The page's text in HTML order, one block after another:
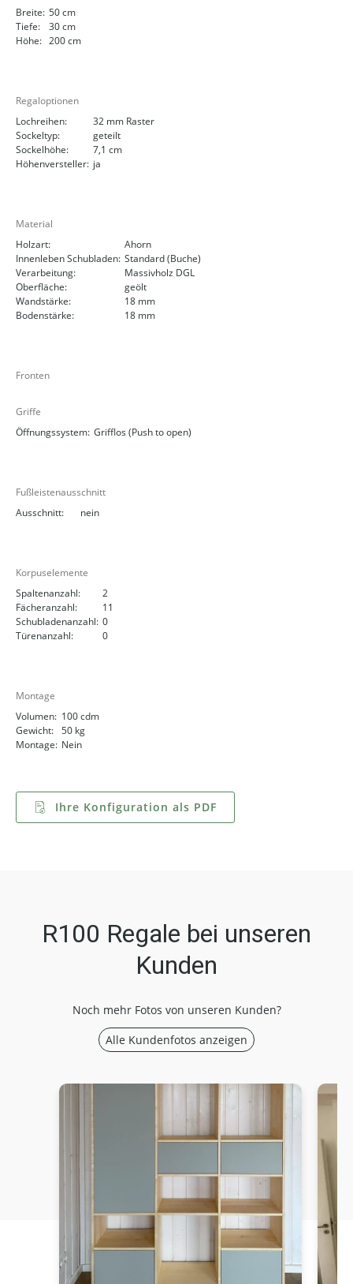
Breite: 50 cm
Tiefe:
30 cm
Höhe: 200 cm
Regaloptionen
Lochreihen:
32 mm Raster
Sockeltyp:
geteilt
Sockelhöhe:
7,1 cm
Höhenversteller: ja
Material
Holzart:
Ahorn
Innenleben Schubladen: Standard (Buche)
Verarbeitung:
Massivholz DGL
Oberfläche:
geölt
Wandstärke:
18 mm
Bodenstärke:
18 mm
Fronten
Griffe
Öffnungssystem: Grifflos (Push to open)
Fußleistenausschnitt
Ausschnitt:
nein
Korpuselemente
Spaltenanzahl:
2
Fächeranzahl:
11
Schubladenanzahl: 0
Türenanzahl:
0
Montage
Volumen: 100 cdm
Gewicht: 50 kg
Montage: Nein
Ihre Konfiguration als PDF
R100 Regale bei unseren
Kunden
Noch mehr Fotos von unseren Kunden?
Alle Kundenfotos anzeigen